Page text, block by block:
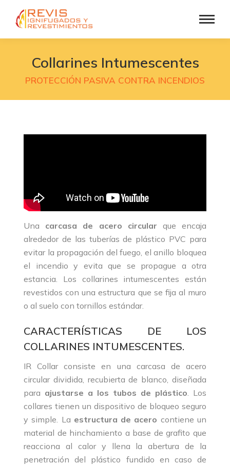
Collarines Intumescentes
PROTECCIÓN PASIVA CONTRA INCENDIOS
Una carcasa de acero circular que encaja
alrededor de las tuberías de plástico PVC para
evitar la propagación del fuego, el anillo bloquea
el incendio y evita que se propague a otra
estancia. Los collarines intumescentes están
revestidos con una estructura que se fija al muro
o al suelo con tornillos estándar.
CARACTERÍSTICAS DE LOS
COLLARINES INTUMESCENTES.
IR Collar consiste en una carcasa de acero
circular dividida, recubierta de blanco, diseñada
para ajustarse a los tubos de plástico. Los
collares tienen un dispositivo de bloqueo seguro
y simple. La estructura de acero contiene un
material de hinchamiento a base de grafito que
reacciona al calor y llena la abertura de la
penetración del plástico fundido en caso de